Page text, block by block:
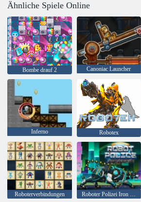
Ähnliche Spiele Online
Bombe drauf 2 Canoniac Launcher
Inferno Robotex
Roboterverbindungen Roboter Polizei Iron Panther